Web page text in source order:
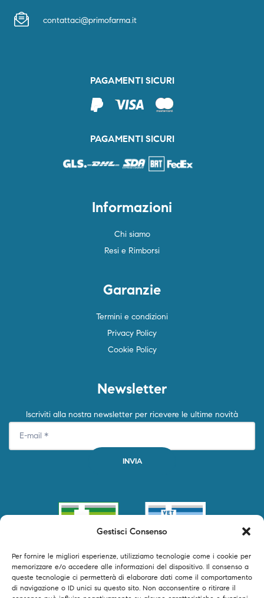
Gestisci Consenso
Per fornire le migliori esperienze, utilizziamo tecnologie come i cookie per
memorizzare e/o accedere alle informazioni del dispositivo. Il consenso a
queste tecnologie ci permetterà di elaborare dati come il comportamento
di navigazione o ID unici su questo sito. Non acconsentire o ritirare il
contattaci@primofarma.it
PAGAMENTI SICURI
PAGAMENTI SICURI
Informazioni
Chi siamo
Resi e Rimborsi
Garanzie
Termini e condizioni
Privacy Policy
Cookie Policy
Newsletter
Iscriviti alla nostra newsletter per ricevere le ultime novità